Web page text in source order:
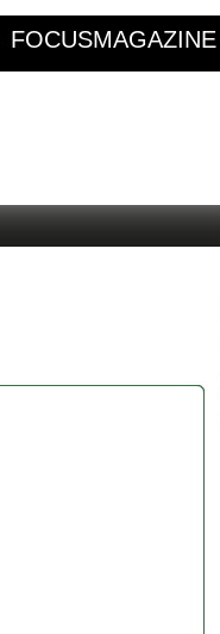
FOCUSMAGAZINE